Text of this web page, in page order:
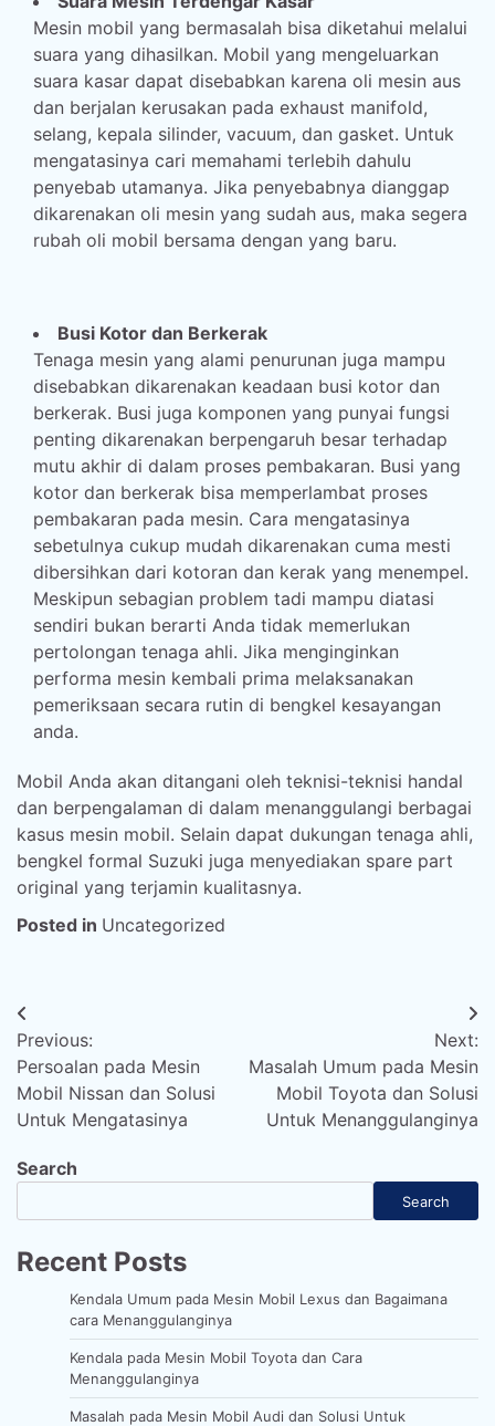
Mesin mobil yang bermasalah bisa diketahui melalui
suara yang dihasilkan. Mobil yang mengeluarkan
suara kasar dapat disebabkan karena oli mesin aus
dan berjalan kerusakan pada exhaust manifold,
selang, kepala silinder, vacuum, dan gasket. Untuk
mengatasinya cari memahami terlebih dahulu
penyebab utamanya. Jika penyebabnya dianggap
dikarenakan oli mesin yang sudah aus, maka segera
rubah oli mobil bersama dengan yang baru.
Busi Kotor dan Berkerak
Tenaga mesin yang alami penurunan juga mampu
disebabkan dikarenakan keadaan busi kotor dan
berkerak. Busi juga komponen yang punyai fungsi
penting dikarenakan berpengaruh besar terhadap
mutu akhir di dalam proses pembakaran. Busi yang
kotor dan berkerak bisa memperlambat proses
pembakaran pada mesin. Cara mengatasinya
sebetulnya cukup mudah dikarenakan cuma mesti
dibersihkan dari kotoran dan kerak yang menempel.
Meskipun sebagian problem tadi mampu diatasi
sendiri bukan berarti Anda tidak memerlukan
pertolongan tenaga ahli. Jika menginginkan
performa mesin kembali prima melaksanakan
pemeriksaan secara rutin di bengkel kesayangan
anda.
Mobil Anda akan ditangani oleh teknisi-teknisi handal
dan berpengalaman di dalam menanggulangi berbagai
kasus mesin mobil. Selain dapat dukungan tenaga ahli,
bengkel formal Suzuki juga menyediakan spare part
original yang terjamin kualitasnya.
Posted in Uncategorized
Post
navigation
Previous:
Persoalan pada Mesin
Mobil Nissan dan Solusi
Untuk Mengatasinya
Next:
Masalah Umum pada Mesin
Mobil Toyota dan Solusi
Untuk Menanggulanginya
Search
Search
Recent Posts
Kendala Umum pada Mesin Mobil Lexus dan Bagaimana
cara Menanggulanginya
Kendala pada Mesin Mobil Toyota dan Cara
Menanggulanginya
Masalah pada Mesin Mobil Audi dan Solusi Untuk